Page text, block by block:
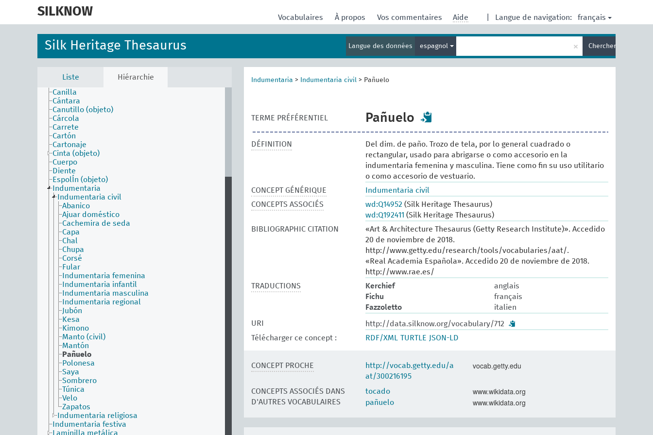
SILKNOW Langue de navigation: français
Vocabulaires À propos Vos commentaires Aide
Silk Heritage Thesaurus Langue des données espagnol
terme
de
× Chercher
Liste Hiérarchie
faceta objetos
Aguja
Batán
Bobina
Boceto
Calandria
Canilla
Cántara
Canutillo (objeto)
Cárcola
Carrete
Cartón
Cartonaje
Cinta (objeto)
Cuerpo
Diente
EspolÍn (objeto)
Indumentaria
Indumentaria civil
Abanico
Ajuar doméstico
Cachemira de seda
Capa
Chal
Chupa
Corsé
Fular
Indumentaria femenina
Indumentaria infantil
Indumentaria masculina
Indumentaria regional
Jubón
Kesa
Kimono
Manto (civil)
Mantón
Pañuelo
Polonesa
Saya
Sombrero
Túnica
Velo
Zapatos
Indumentaria religiosa
Indumentaria festiva
Laminilla metálica
Indumentaria > Indumentaria civil > Pañuelo
TERME PRÉFÉRENTIEL Pañuelo
DÉFINITION
Del dim. de paño. Trozo de tela, por lo general cuadrado o
rectangular, usado para abrigarse o como accesorio en la
indumentaria femenina y masculina. Tiene como fin su uso utilitario
o como accesorio de vestuario.
CONCEPT GÉNÉRIQUE
Indumentaria civil
CONCEPTS ASSOCIÉS
wd:Q14952 (Silk Heritage Thesaurus)
wd:Q192411 (Silk Heritage Thesaurus)
BIBLIOGRAPHIC CITATION
«Art & Architecture Thesaurus (Getty Research Institute)». Accedido
20 de noviembre de 2018.
http://www.getty.edu/research/tools/vocabularies/aat/.
«Real Academia Española». Accedido 20 de noviembre de 2018.
http://www.rae.es/
TRADUCTIONS
Kerchief
anglais
Fichu
français
Fazzoletto
italien
URI
http://data.silknow.org/vocabulary/712
Télécharger ce concept :
RDF/XML TURTLE JSON-LD
CONCEPT PROCHE
http://vocab.getty.edu/a
at/300216195
vocab.getty.edu
CONCEPTS ASSOCIÉS DANS
D'AUTRES VOCABULAIRES
tocado www.wikidata.org
pañuelo www.wikidata.org